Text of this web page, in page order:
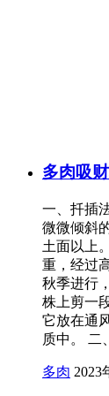
多肉吸
一、扦插
微微倾斜
土面以上
重，经过
秋季进行
株上剪一
它放在通
质中。 二
多肉 2023